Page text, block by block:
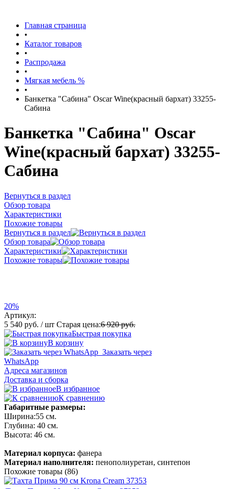
Главная страница
•
Каталог товаров
•
Распродажа
•
Мягкая мебель %
•
Банкетка "Сабина" Oscar Wine(красный бархат) 33255-
Сабина
Банкетка "Сабина" Oscar
Wine(красный бархат) 33255-
Сабина
Вернуться в раздел
Обзор товара
Характеристики
Похожие товары
Вернуться в раздел
Обзор товара
Характеристики
Похожие товары
20%
Артикул:
5 540 руб. / шт Старая цена:6 920 руб.
Быстрая покупка
В корзину
Заказать через
WhatsApp
Адреса магазинов
Доставка и сборка
В избранное
К сравнению
Габаритные размеры:
Ширина:55 см.
Глубина: 40 см.
Высота: 46 см.
Материал корпуса: фанера
Материал наполнителя: пенополиуретан, синтепон
Похожие товары (86)